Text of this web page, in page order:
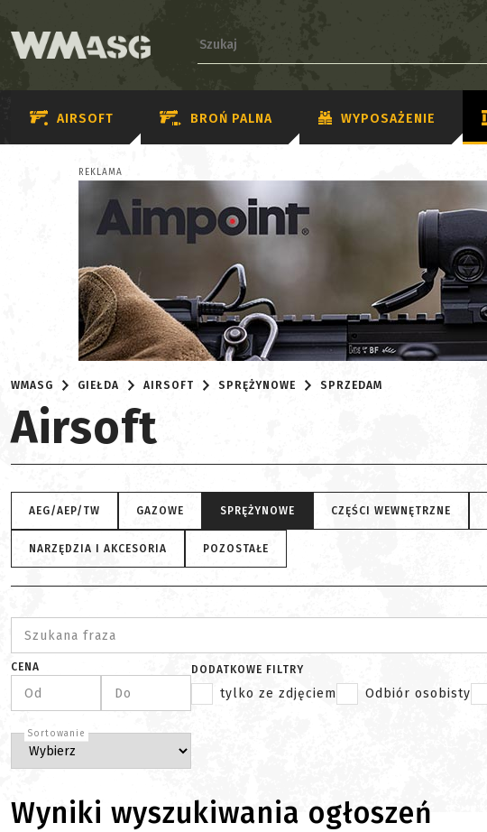
AIRSOFT BROŃ PALNA WYPOSAŻENIE
REKLAMA
WMASG GIEŁDA AIRSOFT SPRĘŻYNOWE SPRZEDAM
Airsoft
AEG/AEP/TW GAZOWE SPRĘŻYNOWE CZĘŚCI WEWNĘTRZNE
NARZĘDZIA I AKCESORIA POZOSTAŁE
Szukana fraza
CENA
Od Do
Sortowanie
DODATKOWE FILTRY
tylko ze zdjęciem Odbiór osobisty
Wyniki wyszukiwania ogłoszeń